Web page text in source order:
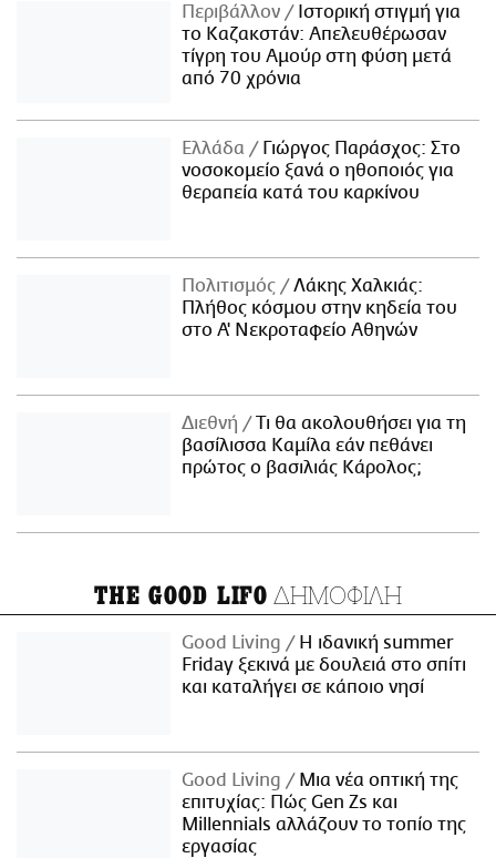
Περιβάλλον
Ιστορική στιγμή για
το Καζακστάν: Απελευθέρωσαν
τίγρη του Αμούρ στη φύση μετά
από 70 χρόνια
Ελλάδα
Γιώργος Παράσχος: Στο
νοσοκομείο ξανά ο ηθοποιός για
θεραπεία κατά του καρκίνου
Πολιτισμός
Λάκης Χαλκιάς:
Πλήθος κόσμου στην κηδεία του
στο Α' Νεκροταφείο Αθηνών
Διεθνή
Τι θα ακολουθήσει για τη
βασίλισσα Καμίλα εάν πεθάνει
πρώτος ο βασιλιάς Κάρολος;
THE GOOD LIFO ΔΗΜΟΦΙΛΗ
Good Living
Η ιδανική summer
Friday ξεκινά με δουλειά στο σπίτι
και καταλήγει σε κάποιο νησί
Good Living
Μια νέα οπτική της
επιτυχίας: Πώς Gen Zs και
Millennials αλλάζουν το τοπίο της
εργασίας